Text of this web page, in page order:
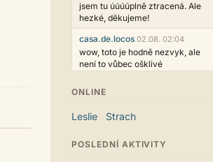
jsem tu úúúúplně ztracená. Ale
hezké, děkujeme!
casa.de.locos 02.08. 02:04
wow, toto je hodně nezvyk, ale
není to vůbec ošklivé
Už i počet přečtení jde vidět,
reklama co zasahovala do chatu je
myslím také už v pořádku,
ONLINE
Leslie Strach
POSLEDNÍ AKTIVITY